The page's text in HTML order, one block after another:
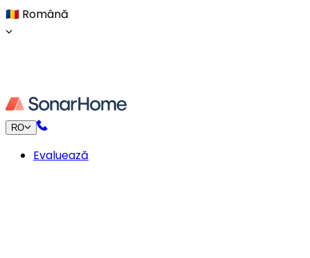
🇷🇴 Română
RO
Evaluează